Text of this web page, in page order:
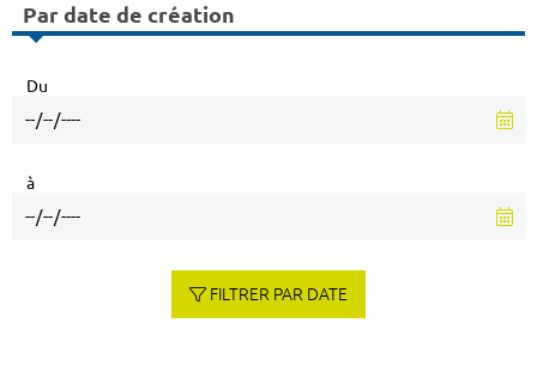
Par date de création
Du
à
FILTRER PAR DATE